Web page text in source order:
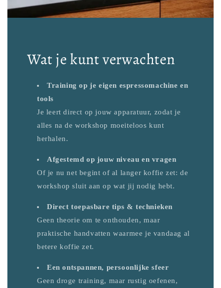
Wat je kunt verwachten
Training op je eigen espressomachine en
tools
Je leert direct op jouw apparatuur, zodat je
alles na de workshop moeiteloos kunt
herhalen.
Afgestemd op jouw niveau en vragen
Of je nu net begint of al langer koffie zet: de
workshop sluit aan op wat jij nodig hebt.
Direct toepasbare tips & technieken
Geen theorie om te onthouden, maar
praktische handvatten waarmee je vandaag al
betere koffie zet.
Een ontspannen, persoonlijke sfeer
Geen droge training, maar rustig oefenen,